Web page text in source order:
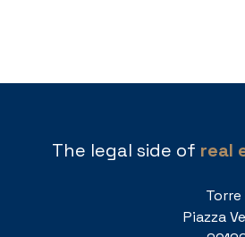
The legal side of real
Torre
Piazza